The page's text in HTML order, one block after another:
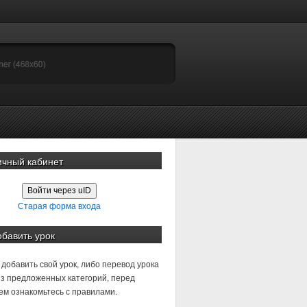
кабинет
Войти через uID
Старая форма входа
урок
свой урок, либо перевод урока
предложенных категорий, перед
ознакомьтесь с правилами.